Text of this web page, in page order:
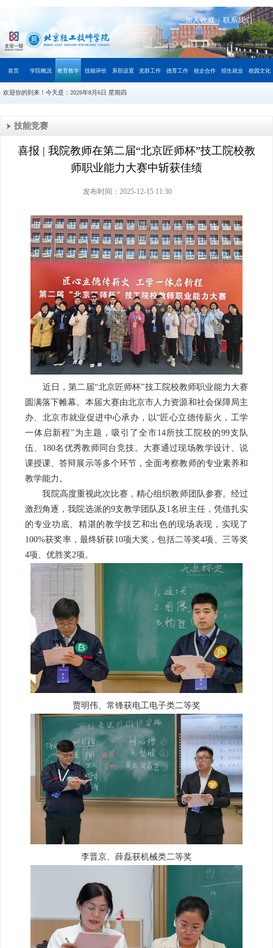
加入收藏 | 联系我们
首页 学院概况 教育教学 技能评价 系部设置 党群工作 德育工作 校企合作 招生就业 校园文化
欢迎你的到来！今天是： 2026年8月6日 星期四
技能竞赛
喜报 | 我院教师在第二届“北京匠师杯”技工院校教
师职业能力大赛中斩获佳绩
发布时间：2025-12-15 11:30
近日，第二届“北京匠师杯”技工院校教师职业能力大赛
圆满落下帷幕。本届大赛由北京市人力资源和社会保障局主
办、北京市就业促进中心承办，以“匠心立德传薪火，工学
一体启新程”为主题，吸引了全市14所技工院校的99支队
伍、180名优秀教师同台竞技。大赛通过现场教学设计、说
课授课、答辩展示等多个环节，全面考察教师的专业素养和
教学能力。
我院高度重视此次比赛，精心组织教师团队参赛。经过
激烈角逐，我院选派的9支教学团队及1名班主任，凭借扎实
的专业功底、精湛的教学技艺和出色的现场表现，实现了
100%获奖率，最终斩获10项大奖，包括二等奖4项、三等奖
4项、优胜奖2项。
贾明伟、常锋获电工电子类二等奖
李晋京、薛磊获机械类二等奖